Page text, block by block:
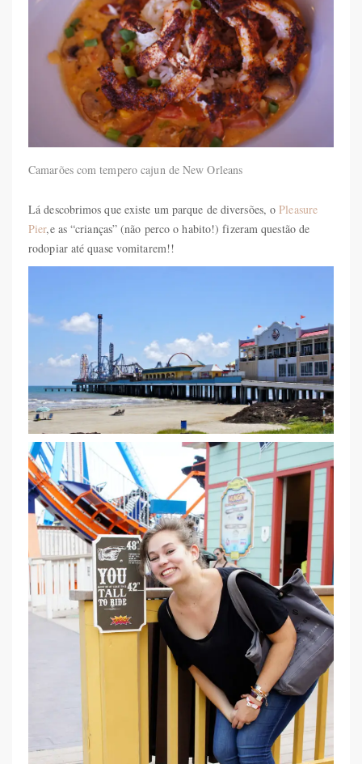
Camarões com tempero cajun de New Orleans
Lá descobrimos que existe um parque de diversões, oPleasure
Pier,e as “crianças” (não perco o habito!) fizeram questão de
rodopiar até quase vomitarem!!